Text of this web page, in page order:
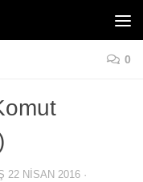
0
22 NISAN 2016 ·